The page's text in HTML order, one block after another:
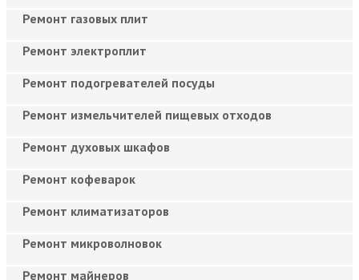
Ремонт газовых плит
Ремонт электроплит
Ремонт подогревателей посуды
Ремонт измельчителей пищевых отходов
Ремонт духовых шкафов
Ремонт кофеварок
Ремонт климатизаторов
Ремонт микроволновок
Ремонт майнеров